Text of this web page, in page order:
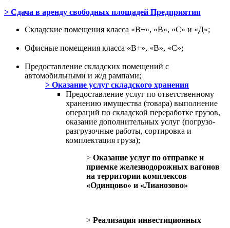
> Сдача в аренду свободных площадей Предприятия
Складские помещения класса «В+», «B», «С» и «Д»;
Офисные помещения класса «В+», «В», «С»;
Предоставление складских помещений с
автомобильными и ж/д рампами;
> Оказание услуг складского хранения
Предоставление услуг по ответственному
хранению имущества (товара) выполнение
операций по складской переработке грузов,
оказание дополнительных услуг (погрузо-
разгрузочные работы, сортировка и
комплектация груза);
> Оказание услуг по отправке и
приемке железнодорожных вагонов
на территории комплексов
«Одинцово» и «Лианозово»
> Реализация инвестиционных